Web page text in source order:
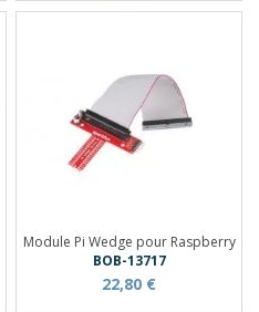
Module Pi Wedge pour Raspberry
BOB-13717
22,80 €